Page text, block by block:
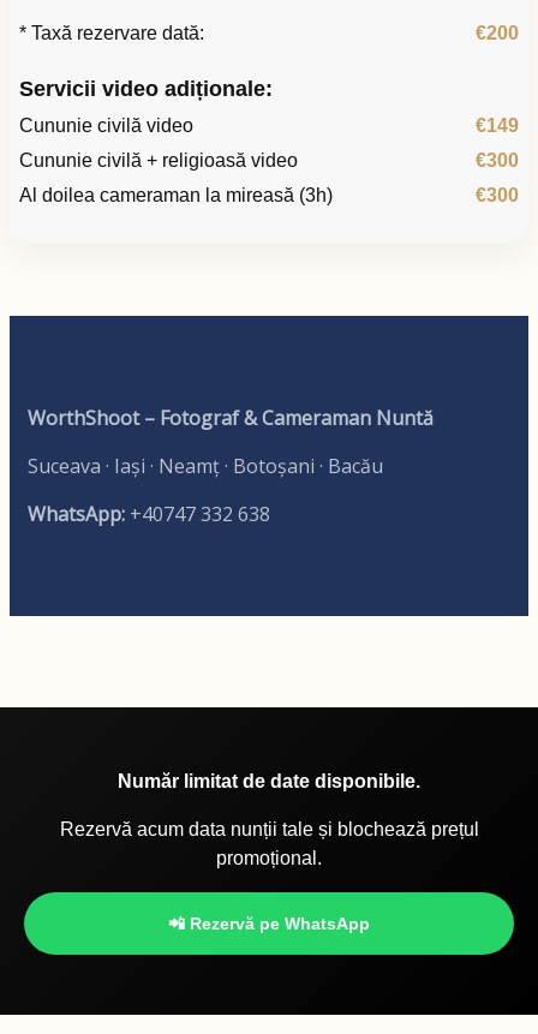
* Taxă rezervare dată: €200
Servicii video adiționale:
Cununie civilă video
€149
Cununie civilă + religioasă video
€300
Al doilea cameraman la mireasă (3h)
€300
WorthShoot – Fotograf & Cameraman Nuntă
Suceava · Iași · Neamț · Botoșani · Bacău
WhatsApp: +40747 332 638
Număr limitat de date disponibile.
Rezervă acum data nunții tale și blochează prețul
promoțional.
📲 Rezervă pe WhatsApp